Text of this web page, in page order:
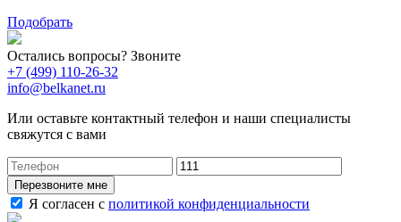
Подобрать
Остались вопросы? Звоните
+7 (499) 110-26-32
info@belkanet.ru
Или оставьте контактный телефон и наши специалисты
свяжутся с вами
Перезвоните мне
Я согласен с политикой конфиденциальности